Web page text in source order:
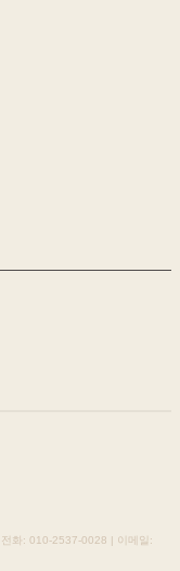
화: 010-2537-0028 | 이메일: